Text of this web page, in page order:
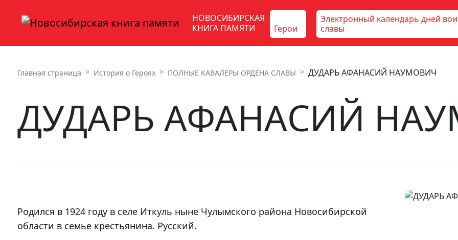
НОВОСИБИРСКАЯ
КНИГА ПАМЯТИ
Герои
Электронный календарь дней
славы
Главная страница История о Героях ПОЛНЫЕ КАВАЛЕРЫ ОРДЕНА СЛАВЫ ДУДАРЬ АФАНАСИЙ НАУМОВИЧ
ДУДАРЬ АФАНАСИЙ
Родился в 1924 году в селе Иткуль ныне Чулымского района Новосибирской
области в семье крестьянина. Русский.